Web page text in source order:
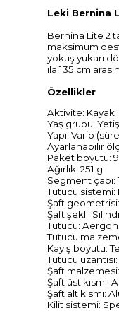
Leki Bernina
Bernina Lite 2
maksimum
yokuş yukarı
ila 135 cm
Özellikler
Aktivite: Kayak
Yaş grubu:
Yapı: Vario
Ayarlanabilir
Paket boyutu:
Ağırlık: 251 g
Segment çapı:
Tutucu sistemi:
Şaft
Şaft şekli:
Tutucu:
Tutucu
Kayış boyutu:
Tutucu
Şaft
Şaft üst kısmı:
Şaft alt kısmı:
Kilit sistemi: